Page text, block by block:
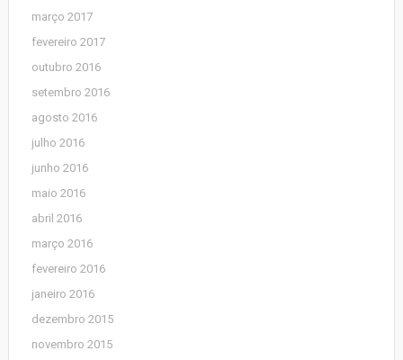
março 2017
fevereiro 2017
outubro 2016
setembro 2016
agosto 2016
julho 2016
junho 2016
maio 2016
abril 2016
março 2016
fevereiro 2016
janeiro 2016
dezembro 2015
novembro 2015